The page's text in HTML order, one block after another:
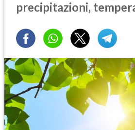
precipitazioni,